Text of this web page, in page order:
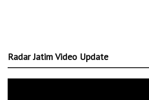
Radar Jatim Video Update